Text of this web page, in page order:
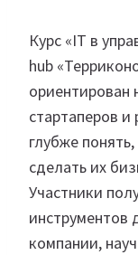
Курс «IT в
hub
ориентирован
стартаперов
глубже
сделать их
Участники
инструментов
компании,